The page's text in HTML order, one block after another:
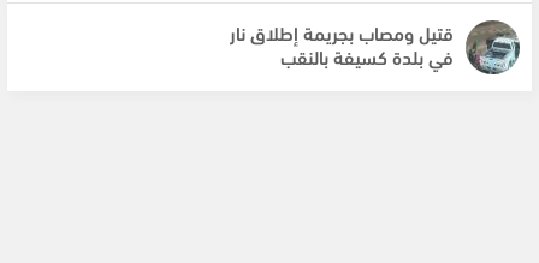
قتيل ومصاب بجريمة إطلاق نار
في بلدة كسيفة بالنقب